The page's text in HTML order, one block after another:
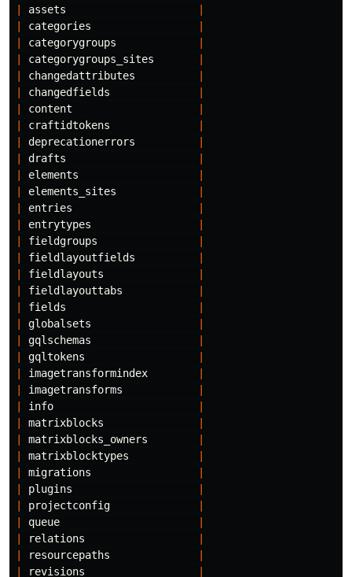
assets
categories
categorygroups
categorygroups_sites
changedattributes
changedfields
content
craftidtokens
deprecationerrors
drafts
elements
elements_sites
entries
entrytypes
fieldgroups
fieldlayoutfields
fieldlayouts
fieldlayouttabs
fields
globalsets
gqlschemas
gqltokens
imagetransformindex
imagetransforms
info
matrixblocks
matrixblocks_owners
matrixblocktypes
migrations
plugins
projectconfig
queue
relations
resourcepaths
revisions